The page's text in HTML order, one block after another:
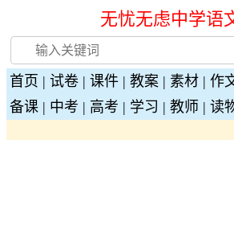
无忧无虑中学语
首页 | 试卷 | 课件 | 教案 | 素材 | 作
备课 | 中考 | 高考 | 学习 | 教师 | 读